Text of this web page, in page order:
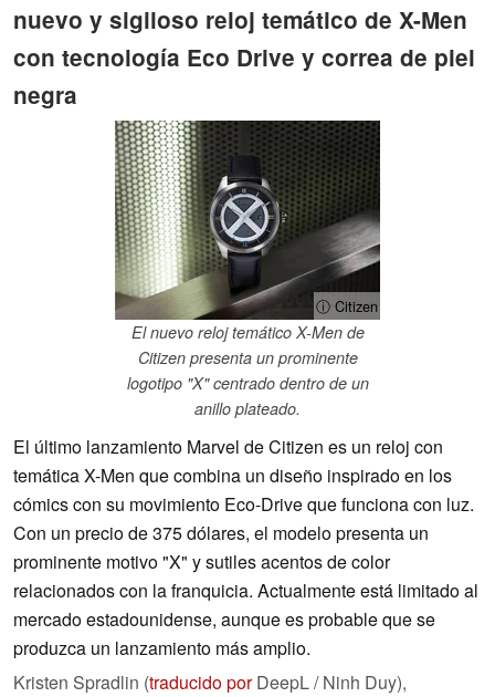
nuevo y sigiloso reloj temático de X-Men
con tecnología Eco Drive y correa de piel
negra
ⓘ Citizen
El nuevo reloj temático X-Men de
Citizen presenta un prominente
logotipo "X" centrado dentro de un
anillo plateado.
El último lanzamiento Marvel de Citizen es un reloj con
temática X-Men que combina un diseño inspirado en los
cómics con su movimiento Eco-Drive que funciona con luz.
Con un precio de 375 dólares, el modelo presenta un
prominente motivo "X" y sutiles acentos de color
relacionados con la franquicia. Actualmente está limitado al
mercado estadounidense, aunque es probable que se
produzca un lanzamiento más amplio.
Kristen Spradlin (traducido porDeepL / Ninh Duy),